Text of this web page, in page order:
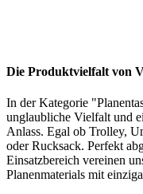
Die Produktvielfalt von
In der Kategorie
unglaubliche Vielfalt und
Anlass. Egal ob Trolley,
oder Rucksack. Perfekt
Einsatzbereich vereinen
Planenmaterials mit